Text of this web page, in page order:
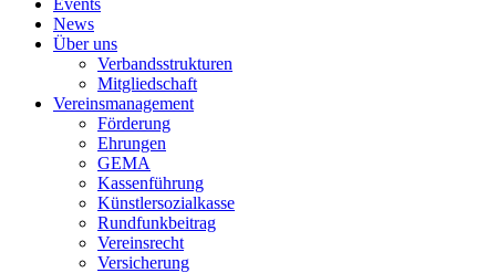
Events
News
Über uns
Verbandsstrukturen
Mitgliedschaft
Vereinsmanagement
Förderung
Ehrungen
GEMA
Kassenführung
Künstlersozialkasse
Rundfunkbeitrag
Vereinsrecht
Versicherung